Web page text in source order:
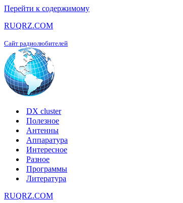
Перейти к содержимому
RUQRZ.COM
Сайт радиолюбителей
DX cluster
Полезное
Антенны
Аппаратура
Интересное
Разное
Программы
Литература
RUQRZ.COM